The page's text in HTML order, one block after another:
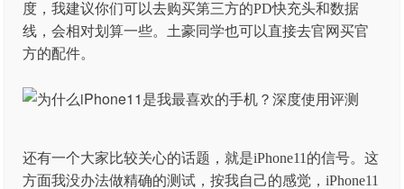
度，我建议你们可以去购买第三方的PD快充头和数据
线，会相对划算一些。土豪同学也可以直接去官网买官
方的配件。
还有一个大家比较关心的话题，就是iPhone11的信号。这
方面我没办法做精确的测试，按我自己的感觉，iPhone11